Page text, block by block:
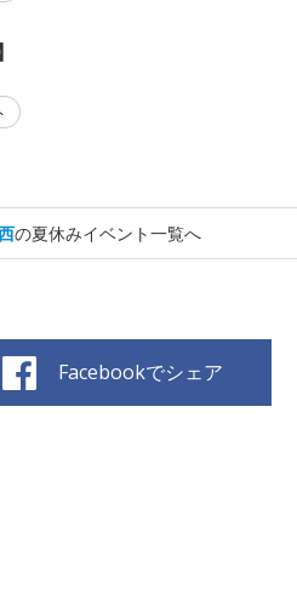
の夏休みイベント一覧へ
Facebookでシェア